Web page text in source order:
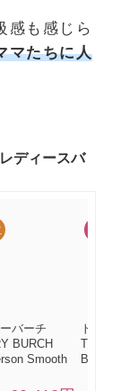
感も感じら
マたちに人